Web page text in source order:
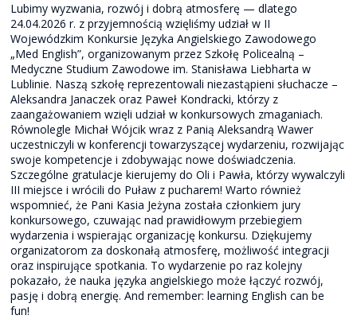
Lubimy wyzwania, rozwój i dobrą atmosferę — dlatego
24.04.2026 r. z przyjemnością wzięliśmy udział w II
Wojewódzkim Konkursie Języka Angielskiego Zawodowego
„Med English”, organizowanym przez Szkołę Policealną –
Medyczne Studium Zawodowe im. Stanisława Liebharta w
Lublinie. Naszą szkołę reprezentowali niezastąpieni słuchacze –
Aleksandra Janaczek oraz Paweł Kondracki, którzy z
zaangażowaniem wzięli udział w konkursowych zmaganiach.
Równolegle Michał Wójcik wraz z Panią Aleksandrą Wawer
uczestniczyli w konferencji towarzyszącej wydarzeniu, rozwijając
swoje kompetencje i zdobywając nowe doświadczenia.
Szczególne gratulacje kierujemy do Oli i Pawła, którzy wywalczyli
III miejsce i wrócili do Puław z pucharem! Warto również
wspomnieć, że Pani Kasia Jeżyna została członkiem jury
konkursowego, czuwając nad prawidłowym przebiegiem
wydarzenia i wspierając organizację konkursu. Dziękujemy
organizatorom za doskonałą atmosferę, możliwość integracji
oraz inspirujące spotkania. To wydarzenie po raz kolejny
pokazało, że nauka języka angielskiego może łączyć rozwój,
pasję i dobrą energię. And remember: learning English can be
fun!